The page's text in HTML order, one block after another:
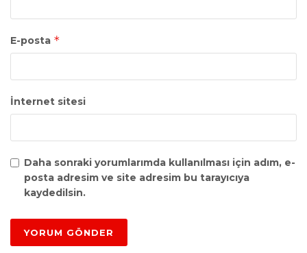
E-posta *
İnternet sitesi
Daha sonraki yorumlarımda kullanılması için adım, e-
posta adresim ve site adresim bu tarayıcıya
kaydedilsin.